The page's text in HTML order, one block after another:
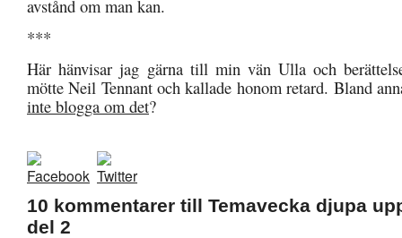
avstånd om man kan.
***
Här hänvisar jag gärna till min vän Ulla och
mötte Neil Tennant och kallade honom retard. Bland
inte blogga om det?
10 kommentarer till Temavecka djupa
del 2